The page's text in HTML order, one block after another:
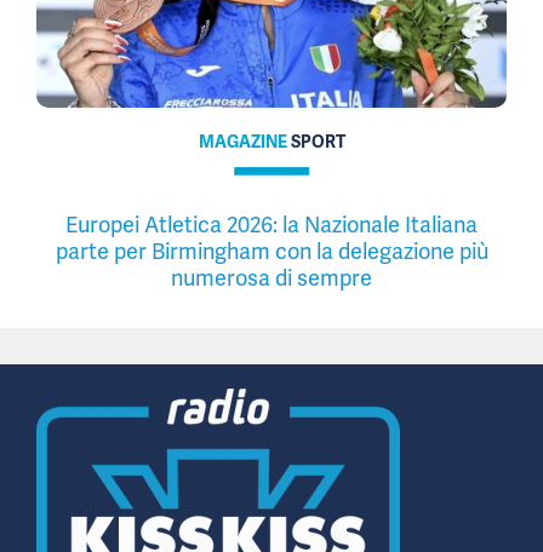
MAGAZINESPORT
Europei Atletica 2026: la Nazionale Italiana
parte per Birmingham con la delegazione più
numerosa di sempre